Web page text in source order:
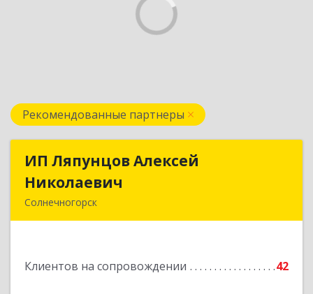
Рекомендованные партнеры
ИП Ляпунцов Алексей
Николаевич
Солнечногорск
Клиентов на сопровождении 42
ИП Ляпунцов Алексей